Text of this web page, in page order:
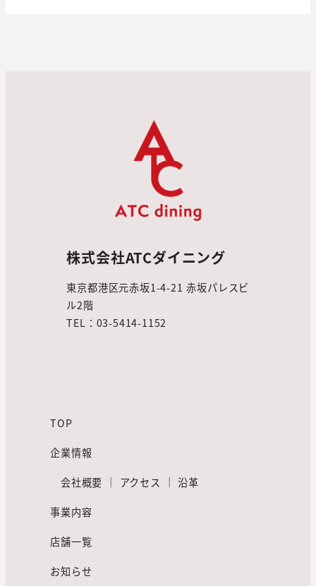
株式会社ATCダイニング
東京都港区元赤坂1-4-21 赤坂パレスビ
ル2階
TEL：03-5414-1152
TOP
企業情報
会社概要 アクセス ｜沿革
事業内容
店舗一覧
お知らせ